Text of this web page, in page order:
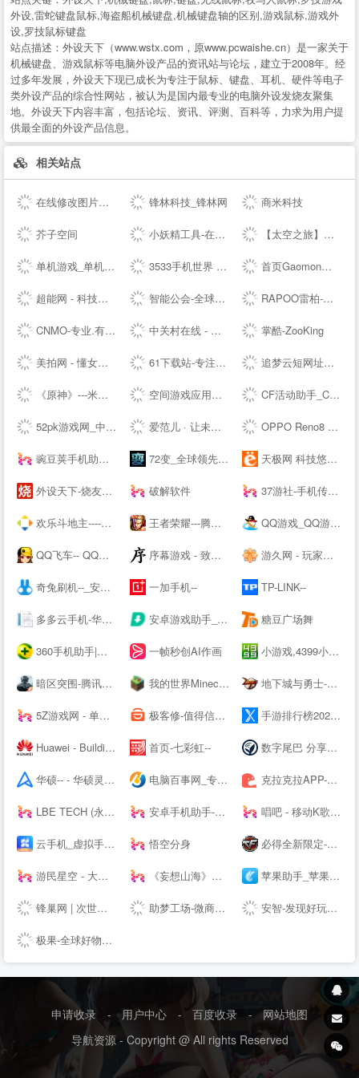
外设,雷蛇键盘鼠标,海盗船机械键盘,机械键盘轴的区别,游戏鼠标,游戏外
设,罗技鼠标键盘
站点描述： 外设天下（www.wstx.com，原www.pcwaishe.cn）是一家关于
机械键盘、游戏鼠标等电脑外设产品的资讯站与论坛，建立于2008年。经
过多年发展，外设天下现已成长为专注于鼠标、键盘、耳机、硬件等电子
类外设产品的综合性网站，被认为是国内最专业的电脑外设发烧友聚集
地。外设天下内容丰富，包括论坛、资讯、评测、百科等，力求为用户提
供最全面的外设产品信息。
相关站点
在线修改图片大小尺寸；免费抠图照片处理工具 - 改图神器 锋林科技_锋林网 商米科技
芥子空间 小妖精工具-在线工具箱 【太空之旅】新版本爆料 - 和平精英----腾讯游戏
单机游戏_单机游戏下载_单机游戏门户_游侠网 3533手机世界 手机改变世界 彩票开奖助手 首页Gaomon高漫 - 新一代数位板和数位屏，新的创作之旅
超能网 - 科技生活第一站 智能公会-全球智能产品评测资讯平台-致力于让智能走进生活 RAPOO雷柏-无线生活-雷柏科技
CNMO-专业.有趣的科技新媒体 中关村在线 - 大中华区专业IT网站 - The --luable and professional IT business website in Greater China 掌酷-ZooKing
美拍网 - 懂女生，更好看！ 61下载站-专注免费软件下载、让你安全放心的下载 追梦云短网址生成工具-页面跳转服务
《原神》---米哈游全新开放世界 空间游戏应用中心-网页游戏|热门游戏|新游推荐 CF活动助手_CF装备助手_穿越火线活动一键领取 - --
52pk游戏网_中文游戏门户站 爱范儿 · 让未来触手可及 OPPO Reno8 系列 - 人像，从此得「芯」应手 | OPPO --
豌豆荚手机助手-海量安卓APP应用与游戏免费下载 72变_全球领先的智能生活平台 天极网 科技悠生活.遇见新未来
外设天下-烧友所爱 值得信赖(WWW.WSTX.COM) 破解软件 37游社-手机传奇类游戏下载-手机游戏排行榜-安卓游戏下载-免费iOS手游排行榜-游戏攻略网-手机应用下载
欢乐斗地主----腾讯游戏 王者荣耀---腾讯游戏 QQ游戏_QQ游戏大全_游戏下载_QQ游戏--
QQ飞车-- QQ飞车---腾讯游戏-竞速网游王者 突破300万同时在线 序幕游戏 - 致力于打造一个绝对绿色，安全，简洁的单机游戏爱好者聚集地 游久网 - 玩家喜爱的网络游戏资讯门户 - www.uuu9.com
奇兔刷机--_安卓Android刷机工具_一键完美刷机_ROOT软件 一加手机-- TP-LINK--
多多云手机-华为云应用平台-你的另一台虚拟云端手机 安卓游戏助手_好玩的安卓游戏免费下载-骑士助手-- 糖豆广场舞
360手机助手|手机软件下载|手机游戏下载|安卓软件|安卓游戏|Android手机应用|手机主题壁纸下载|手机视频电影电视剧下载|手机小说杂志下载 一帧秒创AI作画 小游戏,4399小游戏,小游戏大全,双人小游戏大全 - www.4399.com
暗区突围-腾讯自研真硬核射击手游---腾讯游戏 我的世界Minecraft中国版--——你想玩的，这里都有 地下城与勇士-DNF----腾讯游戏-格斗网游王者之作,500万同时在线
5Z游戏网 - 单机游戏_单机游戏下载_单机游戏门户 极客修-值得信赖的上门维修平台|手机维修|电脑维修|家电维修清洗 手游排行榜2021前十名_热门好玩的手游推荐_最新手机游戏APP下载 - 续航之家
Huawei - Building a Fully Connected, Intelligent World 首页-七彩虹-- 数字尾巴 分享美好数字生活
华硕-- - 华硕灵耀X双屏Pro 2022新品上市,12期免息,晒单好礼! 电脑百事网_专业的IT技术网站 关注手机、电脑、科技 克拉克拉APP-漫播APP-声咚APP-克拉克拉---漫播---声咚---克拉克拉直播-漫播广播剧-声咚问答匹配
LBE TECH (永杨安风) - 全球安卓技术先锋 安卓手机助手-PP助手-- 唱吧 - 移动K歌神器
云手机_虚拟手机_手机模拟器-双子星 悟空分身 必得全新限定-穿越火线---腾讯游戏
游民星空 - 大型单机游戏门户 提供特色单机游戏资讯、下载 《妄想山海》手游官方下载站_礼包领取_腾讯游戏 苹果助手_苹果手机助手_同步网络官方下载
锋巢网 | 次世代生活科技 助梦工场-微商水印相机，微脉圈，微脉输入法 安智-发现好玩的【安智--】
极果-全球好物消费推荐平台
申请收录 - 用户中心 - 百度收录 -
网站地图
导航资源 - Copyright @ All rights Reserved